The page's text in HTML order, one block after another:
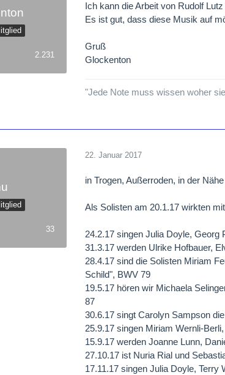
2.231
Ich kann die Arbeit von Rudolf
Es ist gut, dass diese Musik auf
Gruß
Glockenton
"Jede Note muss wissen woher
33
22. Januar 2017
in Trogen, Außerroden, in der
Als Solisten am 20.1.17 wirkten
24.2.17 singen Julia Doyle,
31.3.17 werden Ulrike Hofbauer,
28.4.17 sind die Solisten Miriam
Schild", BWV 79
19.5.17 hören wir Michaela
87
30.6.17 singt Carolyn Sampson
25.9.17 singen Miriam Wernli-
15.9.17 werden Joanne Lunn,
27.10.17 ist Nuria Rial und
17.11.17 singen Julia Doyle,